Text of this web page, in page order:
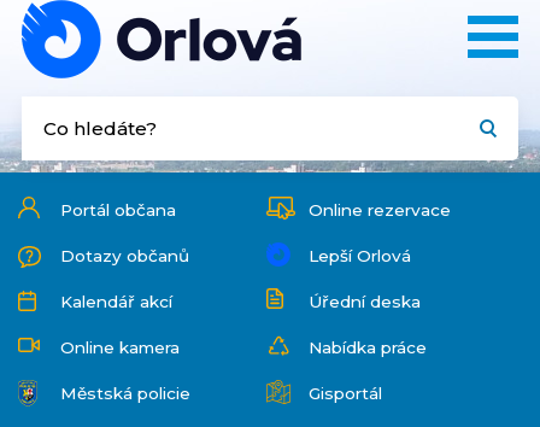
Portál občana Online rezervace
Dotazy občanů Lepší Orlová
Kalendář akcí Úřední deska
Online kamera Nabídka práce
Městská policie Gisportál